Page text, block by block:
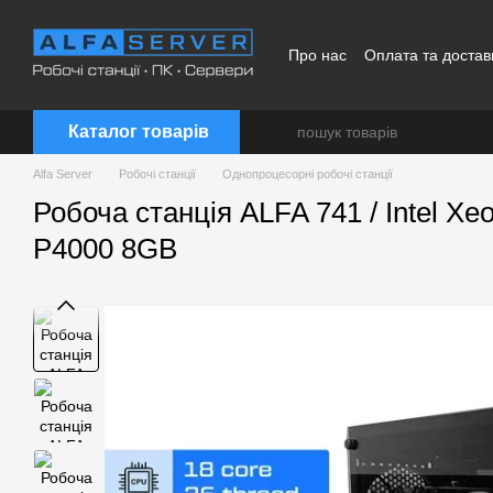
Про нас Оплата та
Каталог товарів
Alfa Server Робочі станції Однопроцесорні робочі станції
Робоча станція ALFA 741 / Intel
P4000 8GB